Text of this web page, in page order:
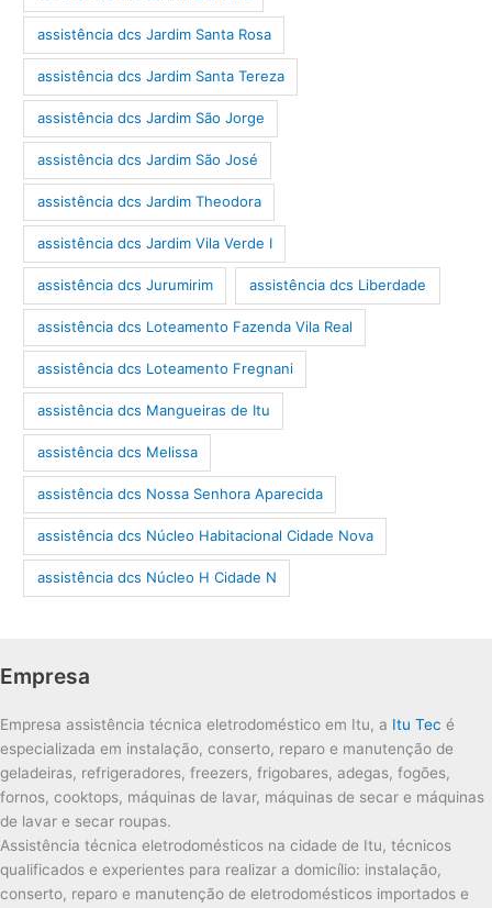
assistência dcs Jardim Santa Rosa
assistência dcs Jardim Santa Tereza
assistência dcs Jardim São Jorge
assistência dcs Jardim São José
assistência dcs Jardim Theodora
assistência dcs Jardim Vila Verde I
assistência dcs Jurumirim assistência dcs Liberdade
assistência dcs Loteamento Fazenda Vila Real
assistência dcs Loteamento Fregnani
assistência dcs Mangueiras de Itu
assistência dcs Melissa
assistência dcs Nossa Senhora Aparecida
assistência dcs Núcleo Habitacional Cidade Nova
assistência dcs Núcleo H Cidade N
Empresa
Empresa assistência técnica eletrodoméstico em Itu, a Itu Tec é
especializada em instalação, conserto, reparo e manutenção de
geladeiras, refrigeradores, freezers, frigobares, adegas, fogões,
fornos, cooktops, máquinas de lavar, máquinas de secar e máquinas
de lavar e secar roupas.
Assistência técnica eletrodomésticos na cidade de Itu, técnicos
qualificados e experientes para realizar a domicílio: instalação,
conserto, reparo e manutenção de eletrodomésticos importados e